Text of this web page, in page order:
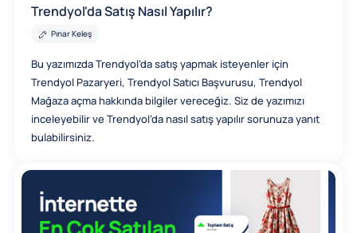
Trendyol'da Satış Nasıl Yapılır?
Pınar Keleş
Bu yazımızda Trendyol’da satış yapmak isteyenler için
Trendyol Pazaryeri, Trendyol Satıcı Başvurusu, Trendyol
Mağaza açma hakkında bilgiler vereceğiz. Siz de yazımızı
inceleyebilir ve Trendyol’da nasıl satış yapılır sorunuza yanıt
bulabilirsiniz.